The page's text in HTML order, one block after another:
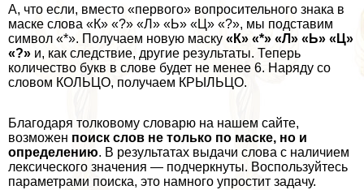
А, что если, вместо «первого» вопросительного знака в
маске слова «К» «?» «Л» «Ь» «Ц» «?», мы подставим
символ «*». Получаем новую маску «К» «*» «Л» «Ь» «Ц»
«?» и, как следствие, другие результаты. Теперь
количество букв в слове будет не менее 6. Наряду со
словом КОЛЬЦО, получаем КРЫЛЬЦО.
Благодаря толковому словарю на нашем сайте,
возможен поиск слов не только по маске, но и
определению. В результатах выдачи слова с наличием
лексического значения — подчеркнуты. Воспользуйтесь
параметрами поиска, это намного упростит задачу.